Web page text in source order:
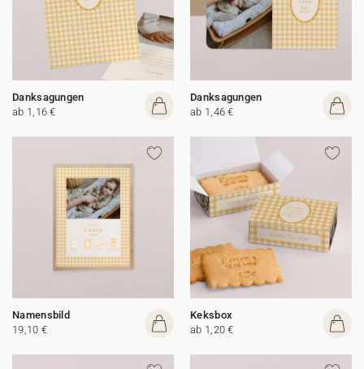
Danksagungen
ab 1,16 €
Danksagungen
ab 1,46 €
Namensbild
19,10 €
Keksbox
ab 1,20 €